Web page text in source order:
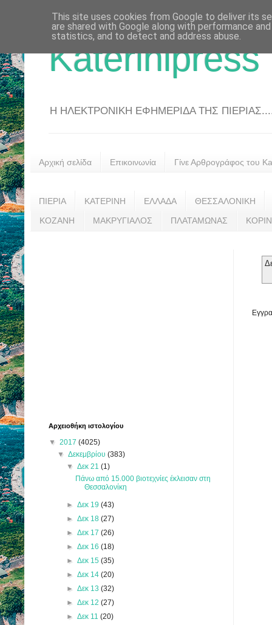
Katerinipress
Η ΗΛΕΚΤΡΟΝΙΚΗ ΕΦΗΜΕΡΙΔΑ ΤΗΣ
Αρχική σελίδα Επικοινωνία Γίνε Αρθρογράφος του
ΠΙΕΡΙΑ ΚΑΤΕΡΙΝΗ ΕΛΛΑΔΑ ΘΕΣΣΑΛΟΝΙΚΗ
ΚΟΖΑΝΗ ΜΑΚΡΥΓΙΑΛΟΣ ΠΛΑΤΑΜΩΝΑΣ
Αρχειοθήκη ιστολογίου
▼ 2017 (4025)
▼Δεκεμβρίου(383)
▼ Δεκ 21 (1)
Πάνω από 15.000 βιοτεχνίες έκλεισαν στη
Θεσσαλονίκη
► Δεκ 19 (43)
► Δεκ 18 (27)
► Δεκ 17 (26)
► Δεκ 16 (18)
► Δεκ 15 (35)
► Δεκ 14 (20)
► Δεκ 13 (32)
► Δεκ 12 (27)
► Δεκ 11 (20)
This site uses cookies from Google to deliver its
are shared with Google along with performance
statistics, and to detect and address abuse.